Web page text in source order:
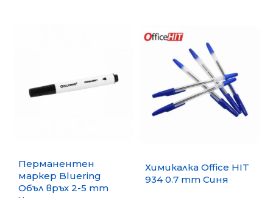
Перманентен
маркер Bluering
Объл връх 2-5 mm
Черен
Химикалка Office HIT
934 0.7 mm Синя